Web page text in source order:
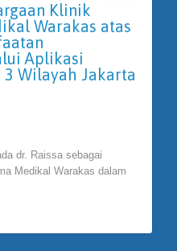
Klinik
Warakas atas
Aplikasi
Wilayah Jakarta
dr. Raissa sebagai
Medikal Warakas dalam